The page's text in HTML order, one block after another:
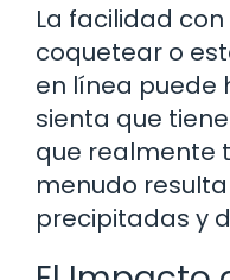
La facilidad
coquetear o
en línea puede
sienta que
que realmente
menudo
precipitadas y